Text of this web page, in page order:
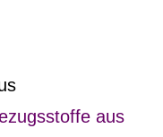
aus